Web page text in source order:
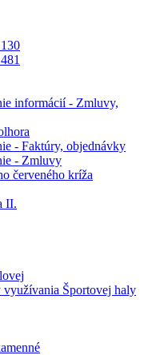
informácií - Zmluvy,
- Faktúry, objednávky
- Zmluvy
červeného kríža
II.
Športovej haly